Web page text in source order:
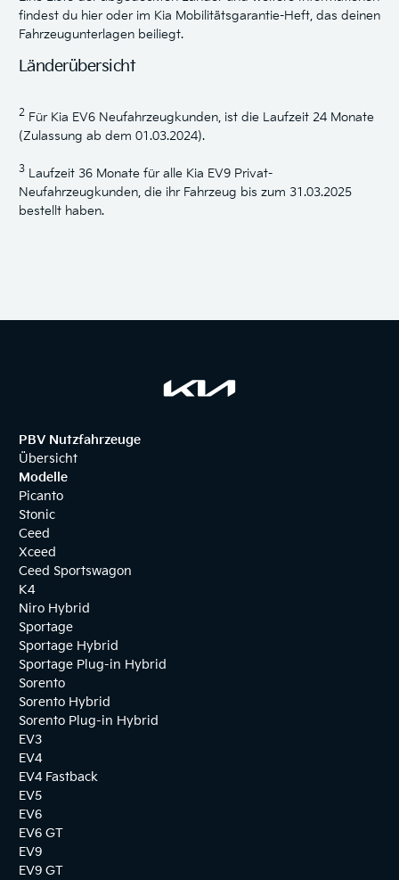
findest du hier oder im Kia Mobilitätsgarantie-Heft, das deinen
Fahrzeugunterlagen beiliegt.
Länderübersicht
2Für Kia EV6 Neufahrzeugkunden, ist die Laufzeit 24 Monate
(Zulassung ab dem 01.03.2024).
3Laufzeit 36 Monate für alle Kia EV9 Privat-
Neufahrzeugkunden, die ihr Fahrzeug bis zum 31.03.2025
bestellt haben.
PBV Nutzfahrzeuge
Übersicht
Modelle
Picanto
Stonic
Ceed
Xceed
Ceed Sportswagon
K4
Niro Hybrid
Sportage
Sportage Hybrid
Sportage Plug-in Hybrid
Sorento
Sorento Hybrid
Sorento Plug-in Hybrid
EV3
EV4
EV4 Fastback
EV5
EV6
EV6 GT
EV9
EV9 GT